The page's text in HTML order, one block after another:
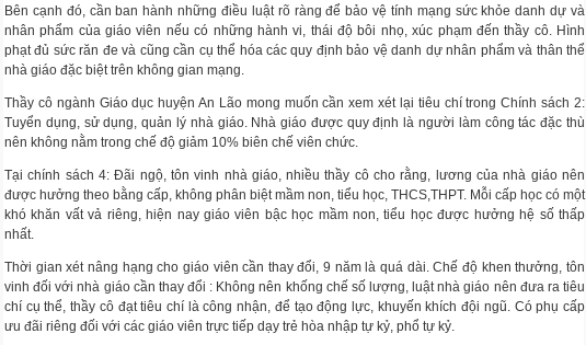
Bên cạnh đó, cần ban hành những điều luật rõ ràng để bảo vệ tính mạng sức khỏe danh dự và
nhân phẩm của giáo viên nếu có những hành vi, thái độ bôi nhọ, xúc phạm đến thầy cô. Hình
phạt đủ sức răn đe và cũng cần cụ thể hóa các quy định bảo vệ danh dự nhân phẩm và thân thể
nhà giáo đặc biệt trên không gian mạng.
Thầy cô ngành Giáo dục huyện An Lão mong muốn cần xem xét lại tiêu chí trong Chính sách 2:
Tuyển dụng, sử dụng, quản lý nhà giáo. Nhà giáo được quy định là người làm công tác đặc thù
nên không nằm trong chế độ giảm 10% biên chế viên chức.
Tại chính sách 4: Đãi ngộ, tôn vinh nhà giáo, nhiều thầy cô cho rằng, lương của nhà giáo nên
được hưởng theo bằng cấp, không phân biệt mầm non, tiểu học, THCS,THPT. Mỗi cấp học có một
khó khăn vất vả riêng, hiện nay giáo viên bậc học mầm non, tiểu học được hưởng hệ số thấp
nhất.
Thời gian xét nâng hạng cho giáo viên cần thay đổi, 9 năm là quá dài. Chế độ khen thưởng, tôn
vinh đối với nhà giáo cần thay đổi : Không nên khống chế số lượng, luật nhà giáo nên đưa ra tiêu
chí cụ thể, thầy cô đạt tiêu chí là công nhận, để tạo động lực, khuyến khích đội ngũ. Có phụ cấp
ưu đãi riêng đối với các giáo viên trực tiếp dạy trẻ hòa nhập tự kỷ, phổ tự kỷ.